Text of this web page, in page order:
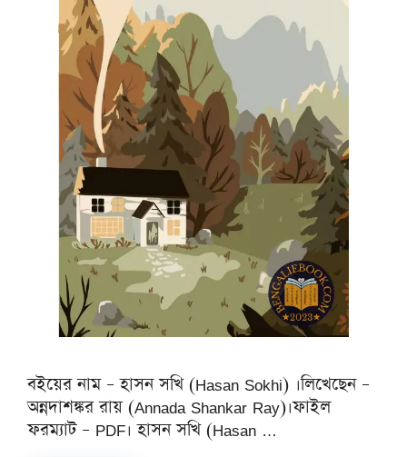
বইয়ের নাম – হাসন সখি (Hasan Sokhi) ।লিখেছেন –
অন্নদাশঙ্কর রায় (Annada Shankar Ray)।ফাইল
ফরম্যাট – PDF। হাসন সখি (Hasan …